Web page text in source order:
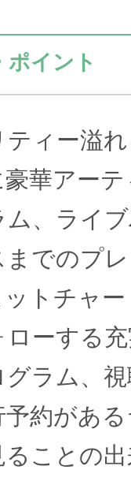
ポイント
ティー溢
華アー
ム、ライ
までのプ
トチャ
ローする
グラム、
約があ
ることの